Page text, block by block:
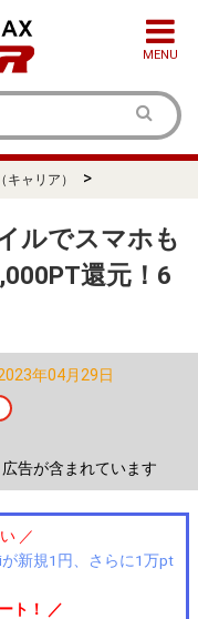
MENU
ャリア） >
ルでスマホも
還元！6
年04月29日
告が含まれています
／
が新規1円、さらに1万pt
ト！ ／